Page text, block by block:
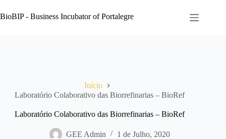
para
o
BioBIP - Business Incubator of Portalegre
Início
Laboratório Colaborativo das Biorrefinarias – BioRef
Laboratório Colaborativo das Biorrefinarias – BioRef
GEE Admin 1 de Julho, 2020